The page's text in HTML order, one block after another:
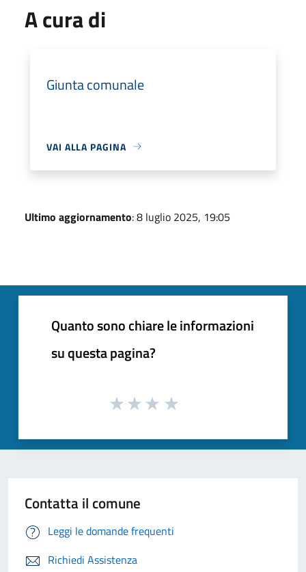
A cura di
Giunta comunale
VAI ALLA PAGINA
Ultimo aggiornamento: 8 luglio 2025, 19:05
Quanto sono chiare le informazioni
su questa pagina?
Contatta il comune
Leggi le domande frequenti
Richiedi Assistenza